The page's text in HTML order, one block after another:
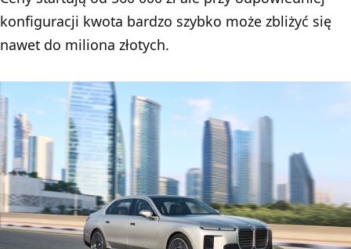
konfiguracji kwota bardzo szybko może zbliżyć się
nawet do miliona złotych.